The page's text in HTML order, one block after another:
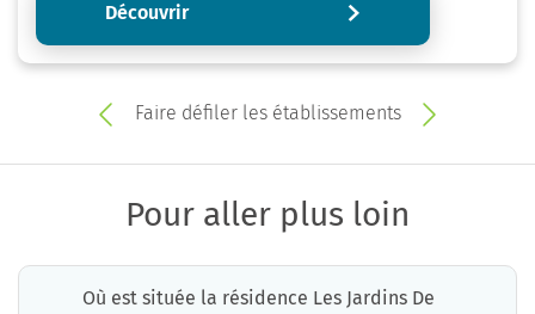
Découvrir
Faire défiler les établissements
Pour aller plus loin
Où est située la résidence Les Jardins De